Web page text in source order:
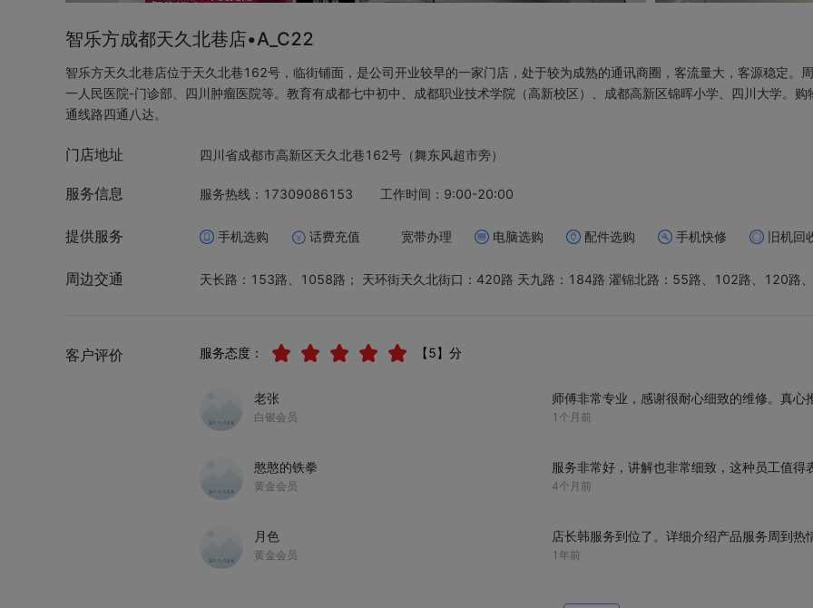
智乐方成都天久北巷店•A_C22
智乐方天久北巷店位于天久北巷162号，临街铺面，是公司开业较早的一家门店，处于较为成熟的通讯商圈，客流量大，客源稳定。
一人民医院-门诊部、四川肿瘤医院等。教育有成都七中初中、成都职业技术学院（高新校区）、成都高新区锦晖小学、四川大学。
通线路四通八达。
门店地址 四川省成都市高新区天久北巷162号（舞东风超市旁）
服务信息 服务热线：17309086153 工作时间：9:00-20:00
提供服务 手机选购 话费充值 宽带办理 电脑选购 配件选购 手机快修 旧机回
周边交通 天长路：153路、1058路； 天环街天久北街口：420路 天九路：184路 濯锦北路：55路、102路、120路
客户评价 服务态度： 【5】分
老张
白银会员
师傅非常专业，感谢很耐心细致的维修。真心
1个月前
憨憨的铁拳
黄金会员
服务非常好，讲解也非常细致，这种员工值得
4个月前
月色
黄金会员
店长韩服务到位了。详细介绍产品服务周到
1年前